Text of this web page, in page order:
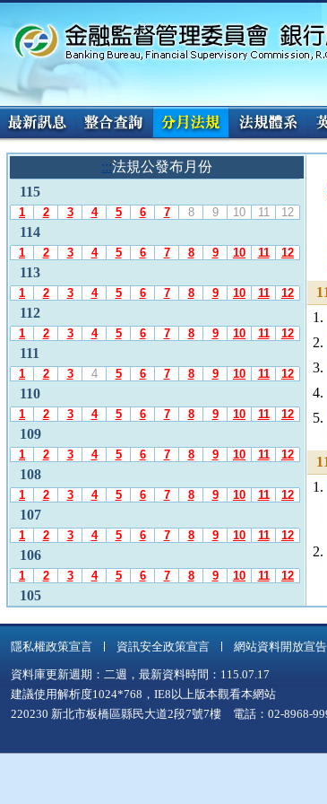
請
使
用
t
+
選
擇
「
法
規
公
發
布
月
份
」
後
，
再
使
用
l
t
+
至
「
中
主
:::法規公發布月份
115
1 2 3 4 5 6 7 8 9 10 11 12
114
1 2 3 4 5 6 7 8 9 10 11 12
113
1 2 3 4 5 6 7 8 9 10 11 12
112
1 2 3 4 5 6 7 8 9 10 11 12
111
1 2 3 4 5 6 7 8 9 10 11 12
110
1 2 3 4 5 6 7 8 9 10 11 12
109
1 2 3 4 5 6 7 8 9 10 11 12
108
1 2 3 4 5 6 7 8 9 10 11 12
107
1 2 3 4 5 6 7 8 9 10 11 12
106
1 2 3 4 5 6 7 8 9 10 11 12
105
1 5 6 7 10 11 12
103
1 2 3 4 5 6 7 8 9 10 11
102
101
1.
2.
3.
4.
5.
1.
2.
隱私權政策宣言 資訊安全政策宣言 網站資料開放宣告
資料庫更新週期：二週，最新資料時間：115.07.17
建議使用解析度1024*768，IE8以上版本觀看本網站
220230 新北市板橋區縣民大道2段7號7樓 電話：02-8968-